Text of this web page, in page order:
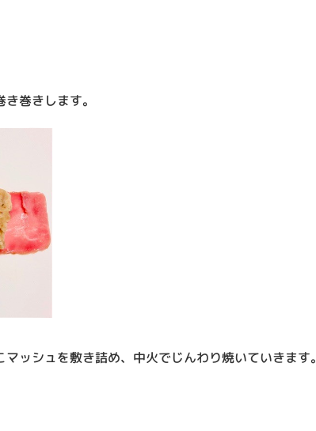
巻きします。
ッシュを敷き詰め、中火でじんわり焼いていきます。